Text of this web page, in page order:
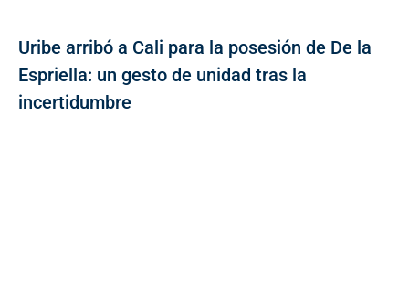
Uribe arribó a Cali para la posesión de De la
Espriella: un gesto de unidad tras la
incertidumbre